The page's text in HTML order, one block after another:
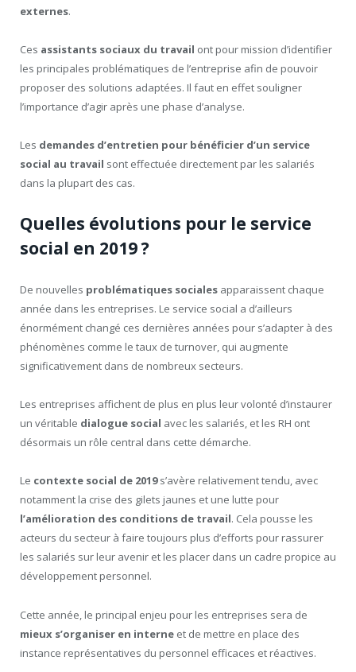
externes.
Ces assistants sociaux du travail ont pour mission d’identifier
les principales problématiques de l’entreprise afin de pouvoir
proposer des solutions adaptées. Il faut en effet souligner
l’importance d’agir après une phase d’analyse.
Les demandes d’entretien pour bénéficier d’un service
social au travail sont effectuée directement par les salariés
dans la plupart des cas.
Quelles évolutions pour le service
social en 2019 ?
De nouvelles problématiques sociales apparaissent chaque
année dans les entreprises. Le service social a d’ailleurs
énormément changé ces dernières années pour s’adapter à des
phénomènes comme le taux de turnover, qui augmente
significativement dans de nombreux secteurs.
Les entreprises affichent de plus en plus leur volonté d’instaurer
un véritable dialogue social avec les salariés, et les RH ont
désormais un rôle central dans cette démarche.
Le contexte social de 2019s’avère relativement tendu, avec
notamment la crise des gilets jaunes et une lutte pour
l’amélioration des conditions de travail. Cela pousse les
acteurs du secteur à faire toujours plus d’efforts pour rassurer
les salariés sur leur avenir et les placer dans un cadre propice au
développement personnel.
Cette année, le principal enjeu pour les entreprises sera de
mieux s’organiser en interne et de mettre en place des
instance représentatives du personnel efficaces et réactives.